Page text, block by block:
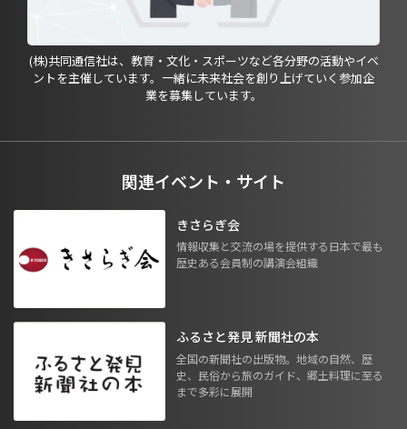
(株)共同通信社は、教育・文化・スポーツなど各分野の活動やイベ
ントを主催しています。一緒に未来社会を創り上げていく参加企
業を募集しています。
関連イベント・サイト
きさらぎ会
情報収集と交流の場を提供する日本で最も
歴史ある会員制の講演会組織
ふるさと発見 新聞社の本
全国の新聞社の出版物。地域の自然、歴
史、民俗から旅のガイド、郷土料理に至る
まで多彩に展開